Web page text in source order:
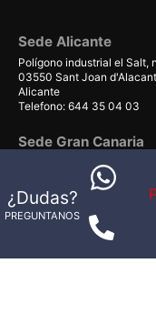
¿Dudas?
PREGUNTANOS
Sede Alicante
Polígono industrial el Salt,
03550 Sant Joan
Alicante
Telefono: 644 35 04 03
Sede Gran Canaria
Avenida de Gáldar 56,
35100, Maspalomas, Las
Telefono: 679 55 59 06